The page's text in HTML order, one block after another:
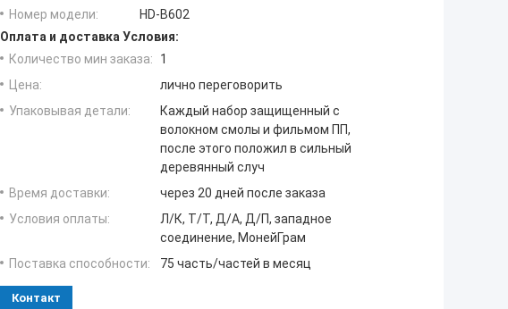
Номер модели:
HD-B602
Оплата и доставка Условия:
Количество мин заказа:
1
Цена:
лично переговорить
Упаковывая детали:
Каждый набор защищенный с
волокном смолы и фильмом ПП,
после этого положил в сильный
деревянный случ
Время доставки:
через 20 дней после заказа
Условия оплаты:
Л/К, Т/Т, Д/А, Д/П, западное
соединение, МонейГрам
Поставка способности:
75 часть/частей в месяц
Контакт